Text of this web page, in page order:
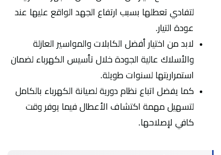
لتفادي تعطلها بسبب ارتفاع الجهد الواقع عليها عند
عودة التيار.
لابد من اختيار أفضل الكابلات والمواسير العازلة
والأسلاك عالية الجودة خلال تأسيس الكهرباء لضمان
استمراريتها لسنوات طويلة.
كما يفضل اتباع نظام دورية لصيانة الكهرباء بالكامل
لتسهيل مهمة اكتشاف الأعطال فيما يوفر وقت
كافي لإصلاحها.